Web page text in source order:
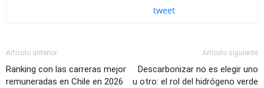
tweet
Artículo anterior
Ranking con las carreras mejor
remuneradas en Chile en 2026
Artículo siguiente
Descarbonizar no es elegir uno
u otro: el rol del hidrógeno verde